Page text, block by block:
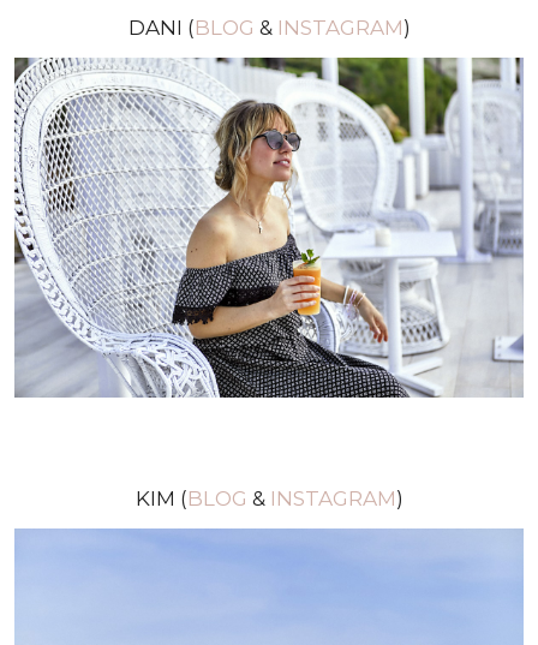
DANI (BLOG & INSTAGRAM)
KIM (BLOG & INSTAGRAM)